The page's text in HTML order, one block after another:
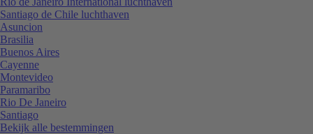
Santiago de Chile luchthaven
Asuncion
Brasilia
Buenos Aires
Cayenne
Montevideo
Paramaribo
Rio De Janeiro
Santiago
Bekijk alle bestemmingen